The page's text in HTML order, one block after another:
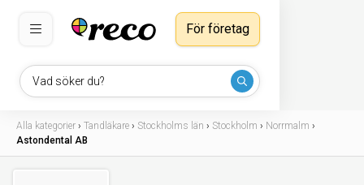
Vad söker du?
För företag
Alla kategorier › Tandläkare › Stockholms län › Stockholm › Norrmalm ›
Astondental AB